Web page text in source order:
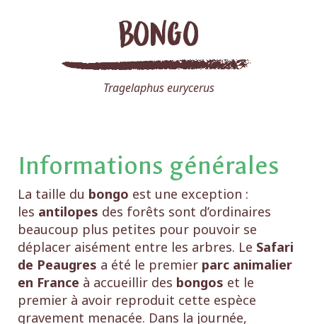
Bongo
Tragelaphus eurycerus
Informations générales
La taille du bongo est une exception :
les antilopes des forêts sont d’ordinaires
beaucoup plus petites pour pouvoir se
déplacer aisément entre les arbres. Le Safari
de Peaugres a été le premier parc animalier
en France à accueillir des bongos et le
premier à avoir reproduit cette espèce
gravement menacée. Dans la journée,